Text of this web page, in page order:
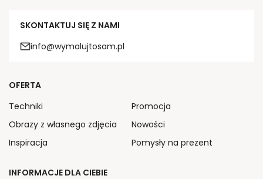
SKONTAKTUJ SIĘ Z NAMI
info@wymalujtosam.pl
OFERTA
Techniki
Obrazy z własnego zdjęcia
Inspiracja
Promocja
Nowości
Pomysły na prezent
INFORMACJE DLA CIEBIE